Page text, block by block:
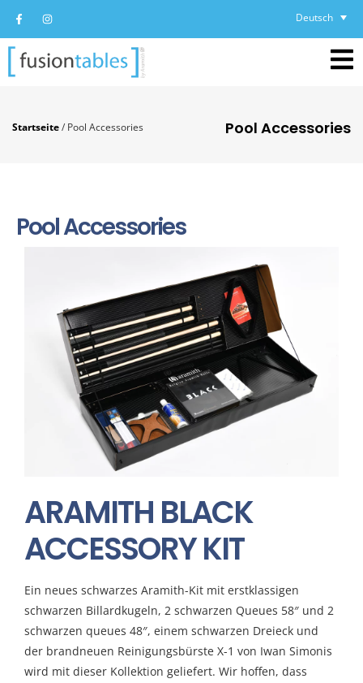
Deutsch
Startseite/ Pool Accessories Pool Accessories
Pool Accessories
ARAMITH BLACK
ACCESSORY KIT
Ein neues schwarzes Aramith-Kit mit erstklassigen
schwarzen Billardkugeln, 2 schwarzen Queues 58″ und 2
schwarzen queues 48″, einem schwarzen Dreieck und
der brandneuen Reinigungsbürste X-1 von Iwan Simonis
wird mit dieser Kollektion geliefert. Wir hoffen, dass